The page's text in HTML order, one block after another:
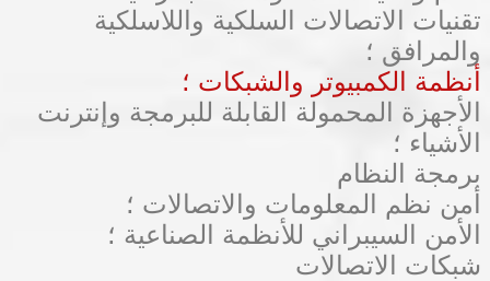
تقنيات الاتصالات السلكية واللاسلكية
والمرافق ؛
أنظمة الكمبيوتر والشبكات ؛
الأجهزة المحمولة القابلة للبرمجة وإنترنت
الأشياء ؛
برمجة النظام
أمن نظم المعلومات والاتصالات ؛
الأمن السيبراني للأنظمة الصناعية ؛
شبكات الاتصالات